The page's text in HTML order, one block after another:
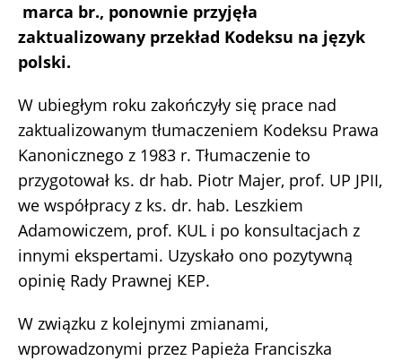
marca br., ponownie przyjęła
zaktualizowany przekład Kodeksu na język
polski.
W ubiegłym roku zakończyły się prace nad
zaktualizowanym tłumaczeniem Kodeksu Prawa
Kanonicznego z 1983 r. Tłumaczenie to
przygotował ks. dr hab. Piotr Majer, prof. UP JPII,
we współpracy z ks. dr. hab. Leszkiem
Adamowiczem, prof. KUL i po konsultacjach z
innymi ekspertami. Uzyskało ono pozytywną
opinię Rady Prawnej KEP.
W związku z kolejnymi zmianami,
wprowadzonymi przez Papieża Franciszka